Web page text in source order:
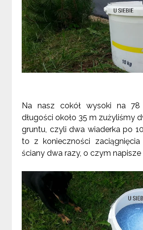
Na nasz cokół wysoki na
długości około 35 m zużyliśmy
gruntu, czyli dwa wiaderka po
to z konieczności zaciągnięcia
ściany dwa razy, o czym napisze